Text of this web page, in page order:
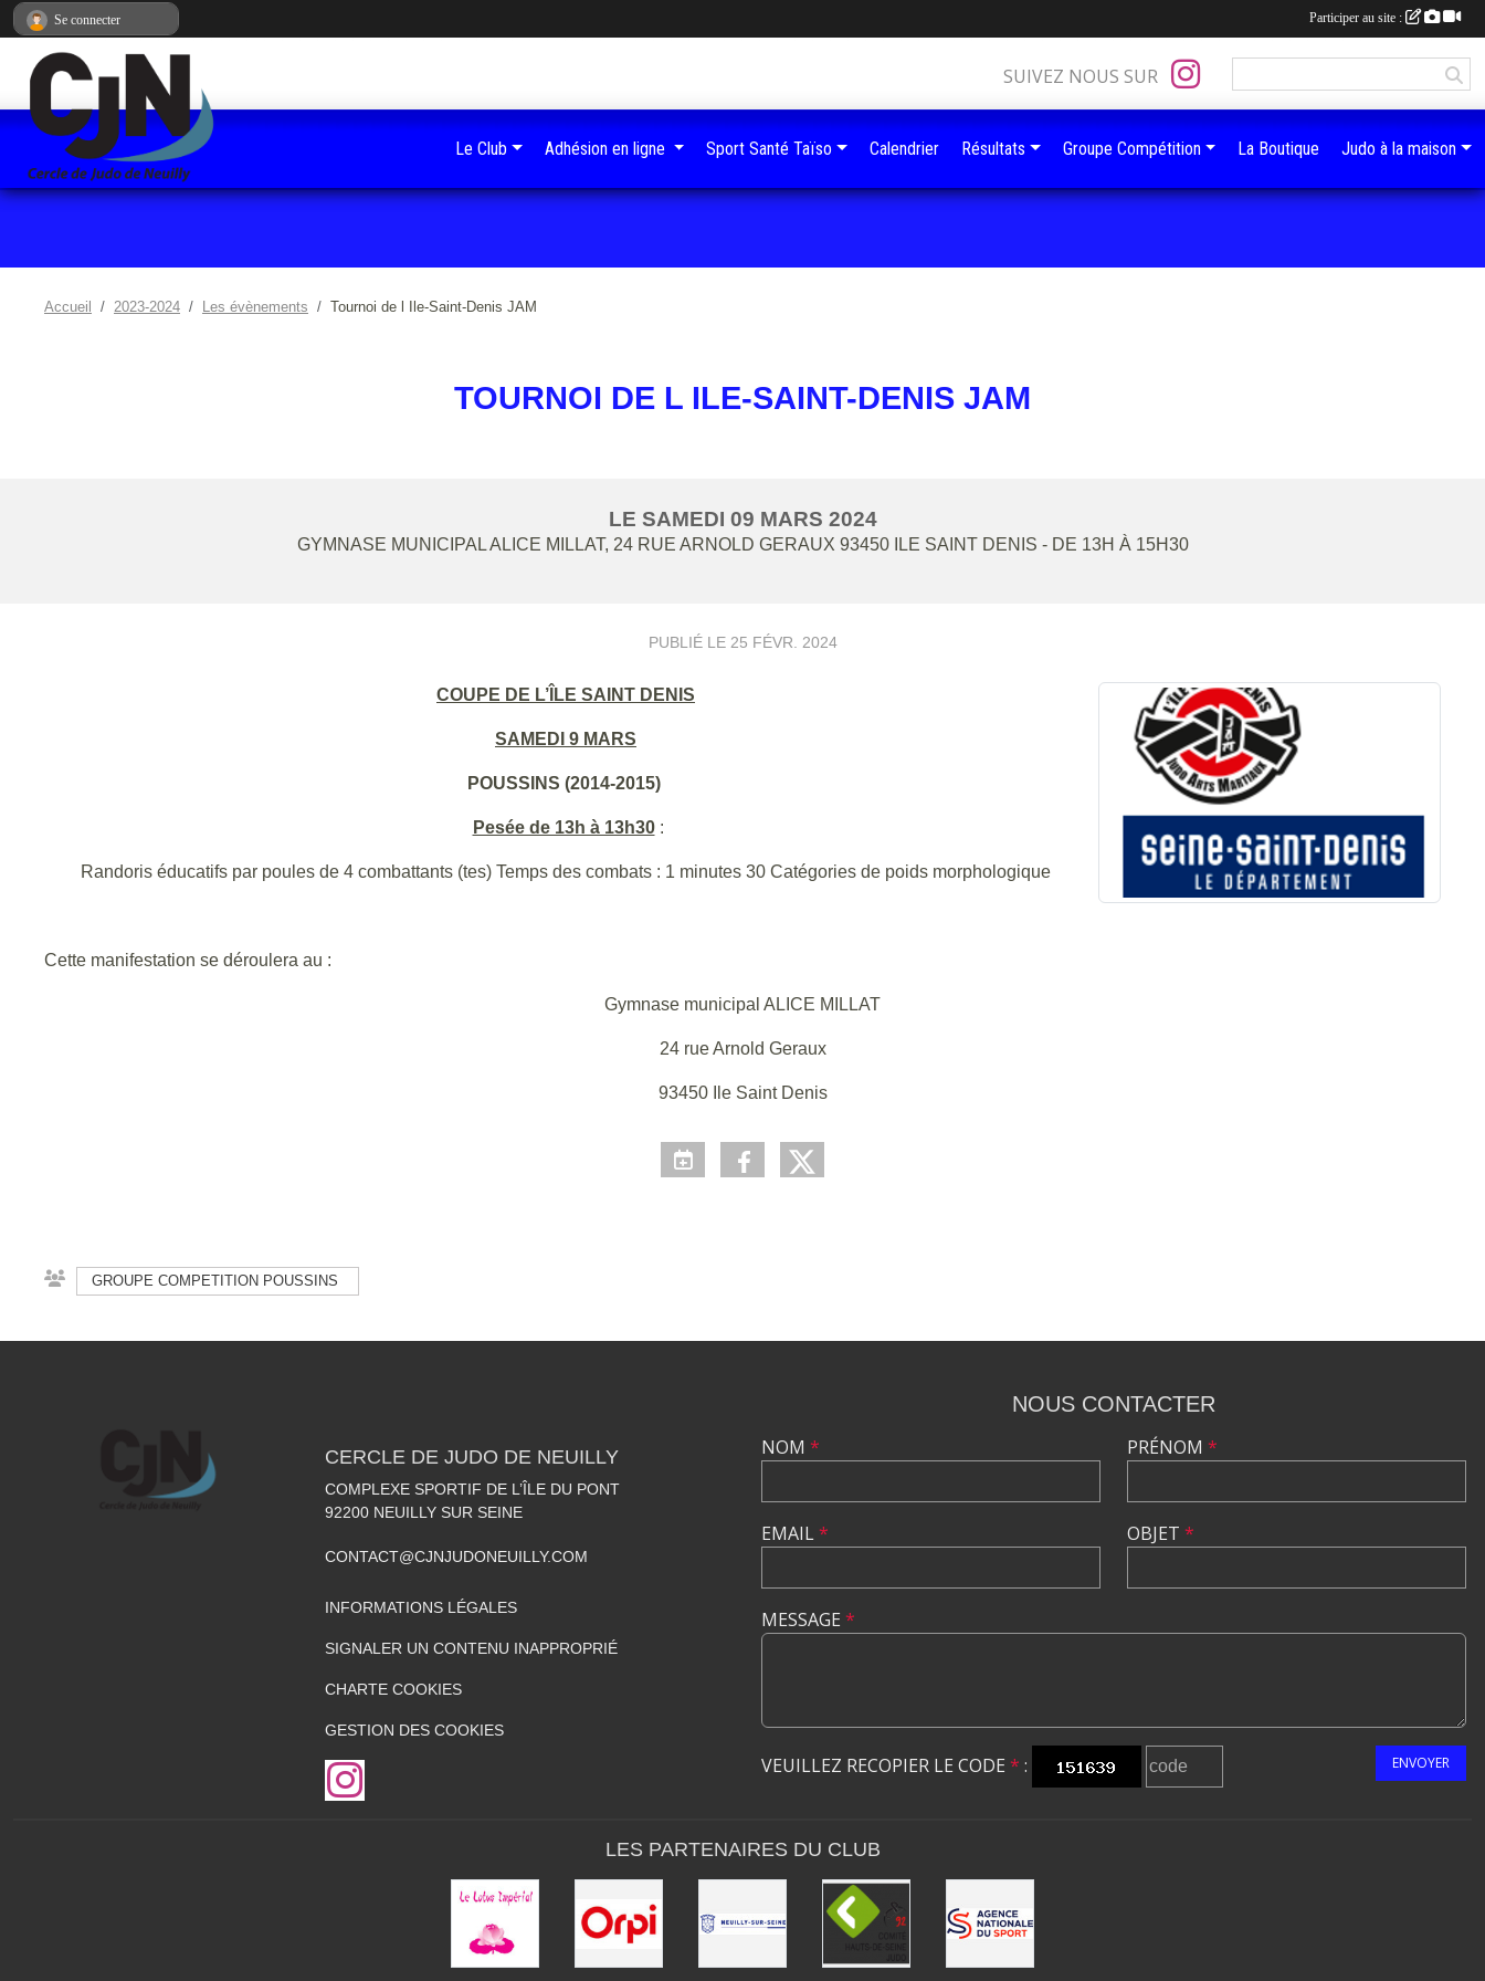
Accueil 2023-2024 Les évènements Tournoi de l Ile-Saint-Denis JAM
TOURNOI DE L ILE-SAINT-DENIS JAM
LE SAMEDI 09 MARS 2024
GYMNASE MUNICIPAL ALICE MILLAT, 24 RUE ARNOLD GERAUX 93450 ILE SAINT DENIS - DE 13H À 15H30
PUBLIÉ LE 25 FÉVR. 2024
COUPE DE L’ÎLE SAINT DENIS
SAMEDI 9 MARS
POUSSINS (2014-2015)
Pesée de 13h à 13h30:
Randoris éducatifs par poules de 4 combattants (tes) Temps des combats : 1 minutes 30 Catégories de poids morphologique
Cette manifestation se déroulera au :
Gymnase municipal ALICE MILLAT
24 rue Arnold Geraux
93450 Ile Saint Denis
GROUPE COMPETITION POUSSINS
SUIVEZ NOUS SUR
Le Club Adhésion en ligne Sport Santé Taïso Calendrier Résultats Groupe Compétition La Boutique Judo à la maison
CERCLE DE JUDO DE NEUILLY
COMPLEXE SPORTIF DE L’ÎLE DU PONT
92200 NEUILLY SUR SEINE
CONTACT@CJNJUDONEUILLY.COM
INFORMATIONS LÉGALES
SIGNALER UN CONTENU INAPPROPRIÉ
CHARTE COOKIES
GESTION DES COOKIES
NOUS CONTACTER
NOM *
EMAIL*
PRÉNOM *
OBJET *
MESSAGE *
VEUILLEZ RECOPIER LE CODE * : ENVOYER
LES PARTENAIRES DU CLUB
Se connecter Participer au site :
Panneau de gestion des cookies